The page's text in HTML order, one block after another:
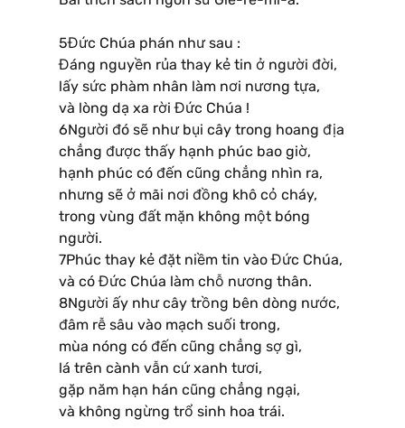
5Đức Chúa phán như sau :
Đáng nguyền rủa thay kẻ tin ở người đời,
lấy sức phàm nhân làm nơi nương tựa,
và lòng dạ xa rời Đức Chúa !
6Người đó sẽ như bụi cây trong hoang địa
chẳng được thấy hạnh phúc bao giờ,
hạnh phúc có đến cũng chẳng nhìn ra,
nhưng sẽ ở mãi nơi đồng khô cỏ cháy,
trong vùng đất mặn không một bóng
người.
7Phúc thay kẻ đặt niềm tin vào Đức Chúa,
và có Đức Chúa làm chỗ nương thân.
8Người ấy như cây trồng bên dòng nước,
đâm rễ sâu vào mạch suối trong,
mùa nóng có đến cũng chẳng sợ gì,
lá trên cành vẫn cứ xanh tươi,
gặp năm hạn hán cũng chẳng ngại,
và không ngừng trổ sinh hoa trái.